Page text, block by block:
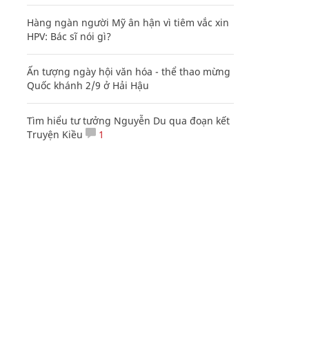
Hàng ngàn người Mỹ ân hận vì tiêm vắc xin
HPV: Bác sĩ nói gì?
Ấn tượng ngày hội văn hóa - thể thao mừng
Quốc khánh 2/9 ở Hải Hậu
Tìm hiểu tư tưởng Nguyễn Du qua đoạn kết
Truyện Kiều
1